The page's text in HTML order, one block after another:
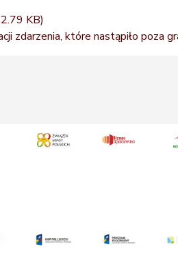
KB)
zdarzenia, które nastąpiło poza